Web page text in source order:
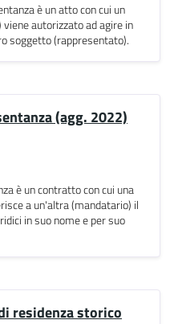
è un atto con cui un
autorizzato ad agire in
soggetto (rappresentato).
(agg. 2022)
è un contratto con cui una
a un'altra (mandatario) il
in suo nome e per suo
residenza storico